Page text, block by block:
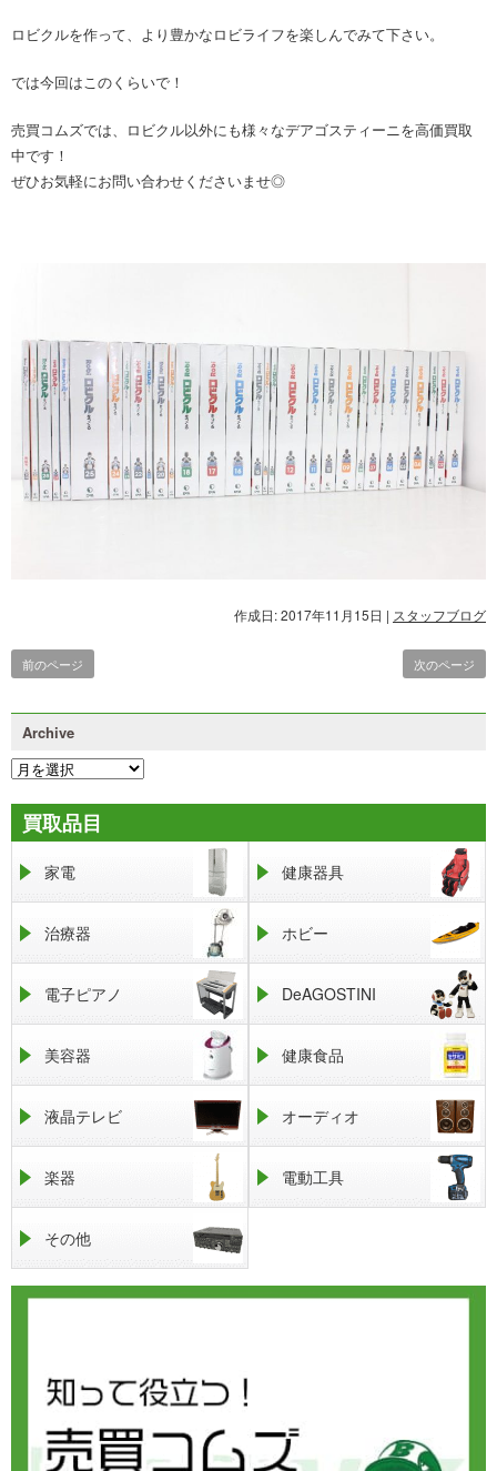
ロビクルを作って、より豊かなロビライフを楽しんでみて下さい。
では今回はこのくらいで！
売買コムズでは、ロビクル以外にも様々なデアゴスティーニを高価買取
中です！
ぜひお気軽にお問い合わせくださいませ◎
作成日: 2017年11月15日 | スタッフブログ
前のページ 次のページ
Archive
買取品目
家電 健康器具
治療器 ホビー
電子ピアノ DeAGOSTINI
美容器 健康食品
液晶テレビ オーディオ
楽器 電動工具
その他